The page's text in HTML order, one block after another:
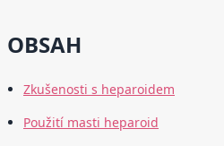
OBSAH
Zkušenosti s heparoidem
Použití masti heparoid